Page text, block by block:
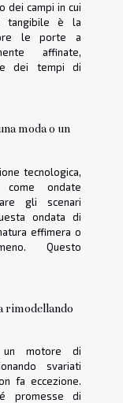
dei campi in cui
tangibile è la
le porte a
affinate,
dei tempi di
moda o un
tecnologica,
ondate
gli scenari
ondata di
effimera o
Questo
rimodellando
un motore di
svariati
fa eccezione.
promesse di